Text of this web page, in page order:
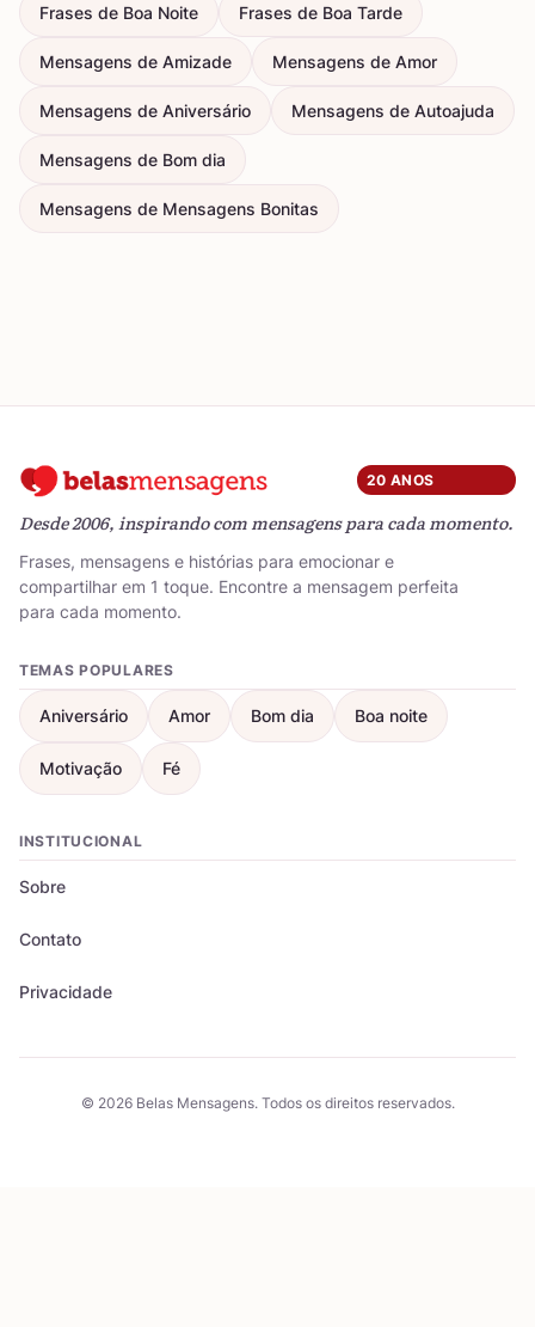
Frases de Boa Noite Frases de Boa Tarde
Mensagens de Amizade Mensagens de Amor
Mensagens de Aniversário Mensagens de Autoajuda
Mensagens de Bom dia
Mensagens de Mensagens Bonitas
20 ANOS
Desde 2006, inspirando com mensagens para cada momento.
Frases, mensagens e histórias para emocionar e
compartilhar em 1 toque. Encontre a mensagem perfeita
para cada momento.
TEMAS POPULARES
Aniversário Amor Bom dia Boa noite
Motivação Fé
INSTITUCIONAL
Sobre
Contato
Privacidade
© 2026 Belas Mensagens. Todos os direitos reservados.